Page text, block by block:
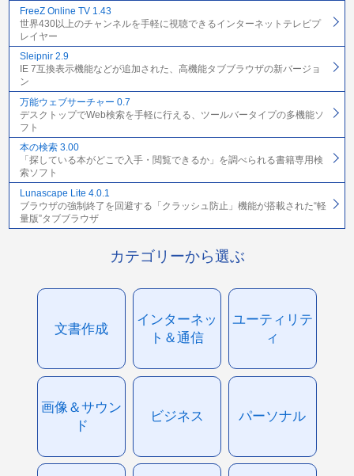
FreeZ Online TV 1.43
世界430以上のチャンネルを手軽に視聴できるインターネットテレビプ
レイヤー
Sleipnir 2.9
IE 7互換表示機能などが追加された、高機能タブブラウザの新バージョ
ン
万能ウェブサーチャー 0.7
デスクトップでWeb検索を手軽に行える、ツールバータイプの多機能ソ
フト
本の検索 3.00
「探している本がどこで入手・閲覧できるか」を調べられる書籍専用検
索ソフト
Lunascape Lite 4.0.1
ブラウザの強制終了を回避する「クラッシュ防止」機能が搭載された“軽
量版”タブブラウザ
カテゴリーから選ぶ
文書作成
インターネッ
ト＆通信
ユーティリテ
ィ
画像＆サウン
ド
ビジネス パーソナル